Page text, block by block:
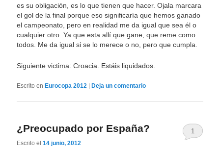
es su obligación, es lo que tienen que hacer. Ojala marcara
el gol de la final porque eso significaría que hemos ganado
el campeonato, pero en realidad me da igual que sea él o
cualquier otro. Ya que esta allí que gane, que reme como
todos. Me da igual si se lo merece o no, pero que cumpla.
Siguiente victima: Croacia. Estáis liquidados.
Escrito en Eurocopa 2012 Deja un comentario
¿Preocupado por España?
Escrito el14 junio, 2012
1